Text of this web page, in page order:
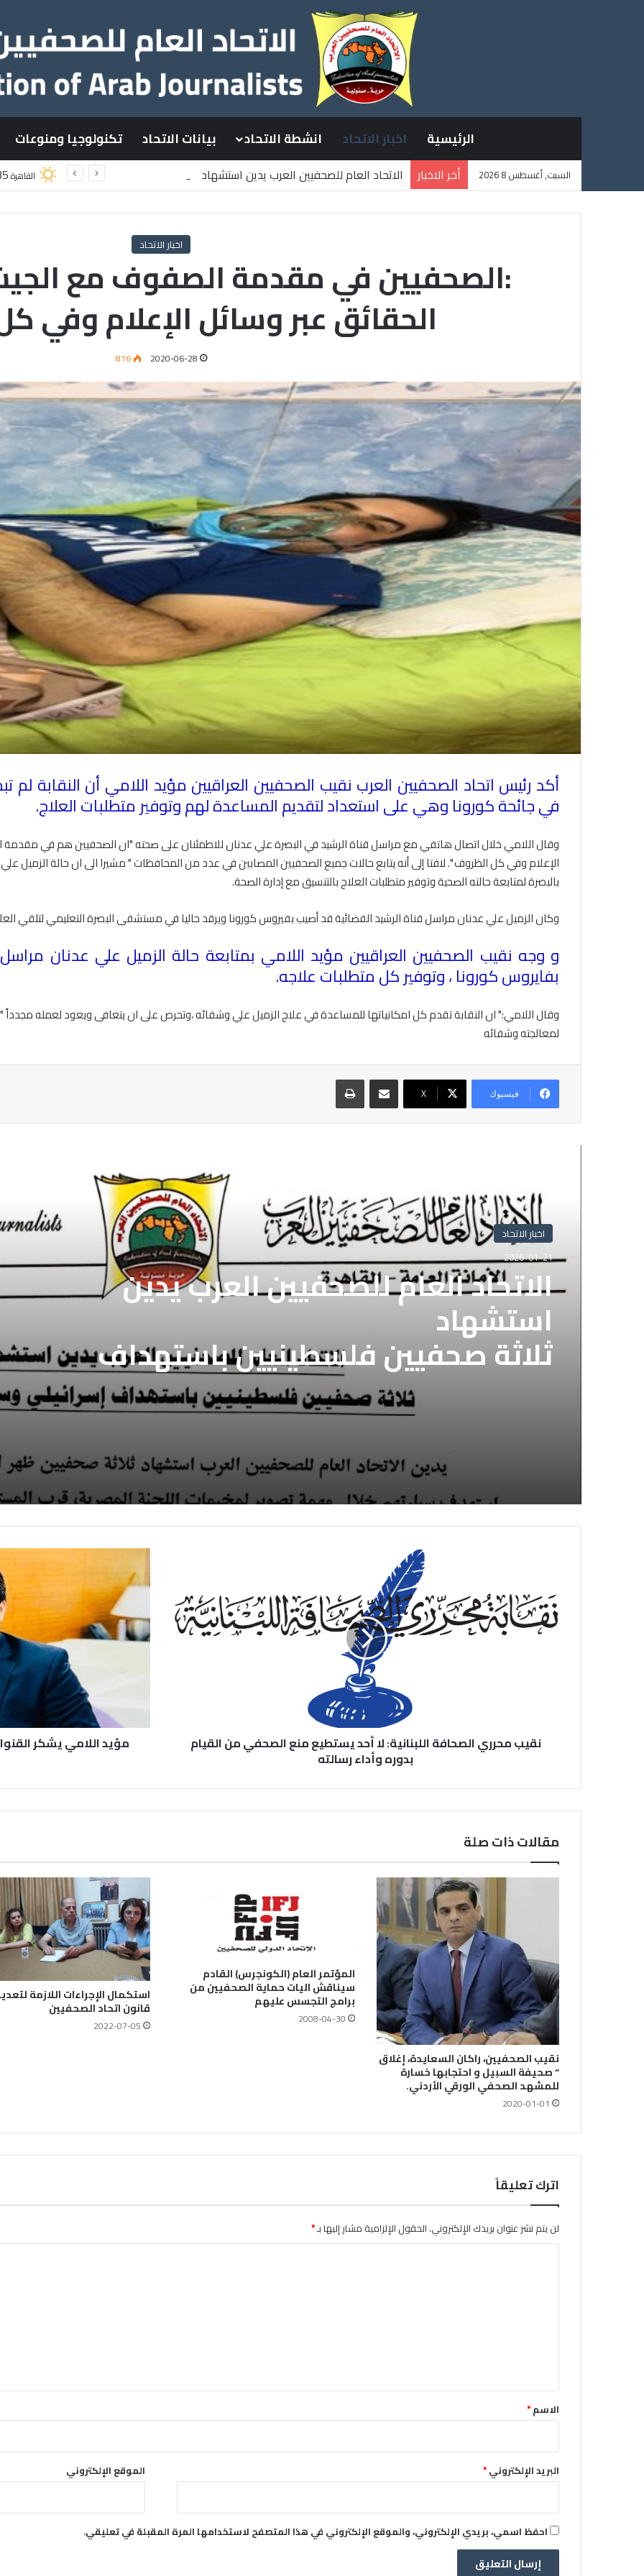
الرئيسية اخبار الاتحاد انشطة الاتحاد بيانات الاتحاد تكنولوجيا ومنوعات
السبت, أغسطس 8 2026 أخر الاخبار
الاتحاد العام للصحفيين العرب يدين استشهاد
القاهرة
اخبار الاتحاد
:الصحفيين في مقدمة الصفوف مع
الحقائق عبر وسائل الإعلام وفي
2020-06-28
816
أكد رئيس اتحاد الصحفيين العرب نقيب الصحفيين العراقيين مؤيد اللامي أن النقابة
في جائحة كورونا وهي على استعداد لتقديم المساعدة لهم وتوفير متطلبات العلاج.
وقال اللامي خلال اتصال هاتفي مع مراسل قناة الرشيد في البصرة علي عدنان للاطمئنان على صحته "ان الصحفيين هم في
الإعلام وفي كل الظروف ". لافتا إلى أنه يتابع حالات جميع الصحفيين المصابين في عدد من المحافظات " مشيرا الى ان حالة الزميل
بالبصرة لمتابعة حالته الصحية وتوفير متطلبات العلاج بالتنسيق مع إدارة الصحة.
وكان الزميل علي عدنان مراسل قناة الرشيد الفضائية قد أصيب بفيروس كورونا ويرقد حاليا في مستشفى البصرة التعليمي لتلقي
و وجه نقيب الصحفيين العراقيين مؤيد اللامي بمتابعة حالة الزميل علي عدنان
بفايروس كورونا ، وتوفير كل متطلبات علاجه.
وقال اللامي:" ان النقابة تقدم كل امكانياتها للمساعدة في علاج الزميل علي وشفائه ،وتحرص على ان يتعافى ويعود لعمله مجدداً
لمعالجته وشفائه
فيسبوك X
مشاركة عبر البريد طباعة
اخبار الاتحاد
2026-01-21
الاتحاد العام للصحفيين العرب يدين
استشهاد
ثلاثة صحفيين فلسطينيين باستهداف
إسرائيلي وسط قطاع غزة
نقيب محرري الصحافة اللبنانية: لا أحد يستطيع منع الصحفي من القيام
بدوره وأداء رسالته
مؤيد اللامي يشكر
مقالات ذات صلة
نقيب الصحفيين، راكان السعايدة، إغلاق
“ صحيفة السبيل و احتجابها خسارة
للمشهد الصحفي الورقي الأردني.
2020-01-01
المؤتمر العام (الكونجرس) القادم
سيناقش اليات حماية الصحفيين من
برامج التجسس عليهم
2008-04-30
استكمال الإجراءات اللازمة
قانون اتحاد الصحفيين
2022-07-05
اترك تعليقاً
لن يتم نشر عنوان بريدك الإلكتروني.الحقول الإلزامية مشار إليها بـ*
*الاسم*
البريد الإلكتروني* الموقع الإلكتروني
احفظ اسمي، بريدي الإلكتروني، والموقع الإلكتروني في هذا المتصفح لاستخدامها المرة المقبلة في تعليقي.